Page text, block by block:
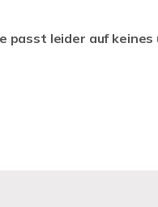
passt leider auf keines